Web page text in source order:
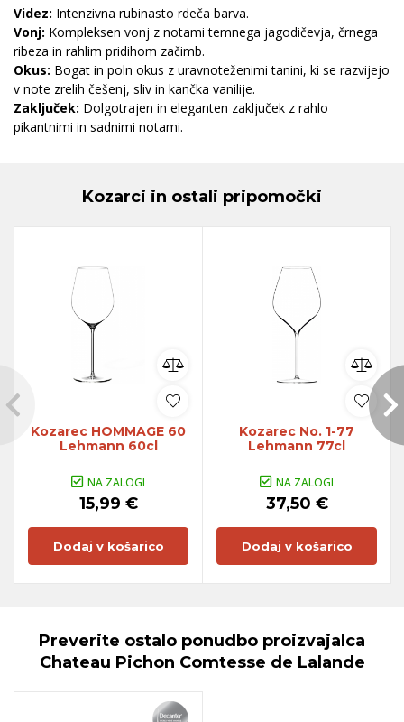
Videz: Intenzivna rubinasto rdeča barva.
Vonj: Kompleksen vonj z notami temnega jagodičevja, črnega
ribeza in rahlim pridihom začimb.
Okus: Bogat in poln okus z uravnoteženimi tanini, ki se razvijejo
v note zrelih češenj, sliv in kančka vanilije.
Zaključek: Dolgotrajen in eleganten zaključek z rahlo
pikantnimi in sadnimi notami.
Kozarci in ostali pripomočki
Kozarec HOMMAGE 60
Lehmann 60cl
NA ZALOGI
15,99 €
Dodaj v košarico
Kozarec No. 1-77
Lehmann 77cl
NA ZALOGI
37,50 €
Dodaj v košarico
Preverite ostalo ponudbo proizvajalca
Chateau Pichon Comtesse de Lalande